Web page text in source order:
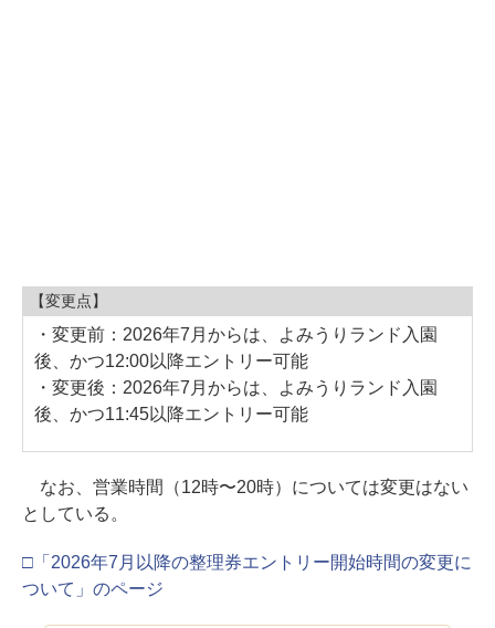
【変更点】
・変更前：2026年7月からは、よみうりランド入園
後、かつ12:00以降エントリー可能
・変更後：2026年7月からは、よみうりランド入園
後、かつ11:45以降エントリー可能
なお、営業時間（12時〜20時）については変更はない
としている。
□「2026年7月以降の整理券エントリー開始時間の変更に
ついて」のページ